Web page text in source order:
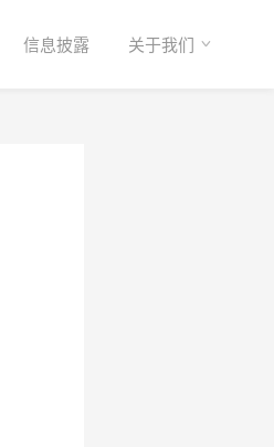
信息披露 关于我们